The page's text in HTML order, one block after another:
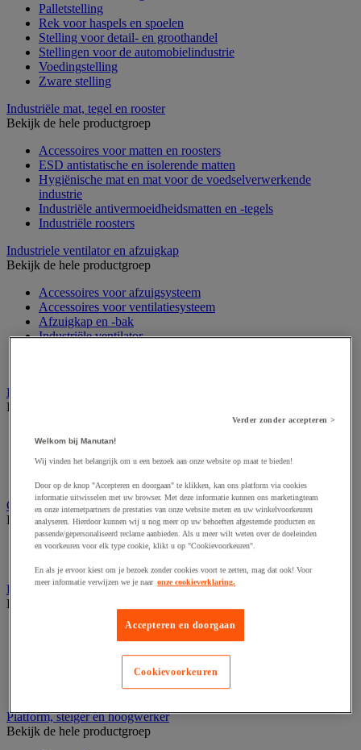
Palletstelling
Rek voor haspels en spoelen
Stelling voor detail- en groothandel
Stellingen voor de automobielindustrie
Voedingstelling
Zware stelling
Industriële mat, tegel en rooster
Bekijk de hele productgroep
Accessoires voor matten en roosters
ESD antistatische en isolerende matten
Hygiënische mat en mat voor de voedselverwerkende
industrie
Industriële antivermoeidheidsmatten en -tegels
Industriële roosters
Industriele ventilator en afzuigkap
Bekijk de hele productgroep
Accessoires voor afzuigsysteem
Accessoires voor ventilatiesysteem
Afzuigkap en -bak
Industriële ventilator
Laboratoriummeubilair
Bekijk de hele productgroep
Laboratoriumkast
Laboratoriumladekast
Opstapkruk, trap en ladder
Bekijk de hele productgroep
Ladder
Palletwagen
Bekijk de hele productgroep
Elektrische pallettruck
Handpallettruck
Hoogheffende pallettruck
Pallettruck met weegsysteem
Platform, steiger en hoogwerker
Bekijk de hele productgroep
Verder zonder accepteren >
Welkom bij Manutan!
Wij vinden het belangrijk om u een bezoek aan onze website op maat te bieden!
Door op de knop "Accepteren en doorgaan" te klikken, kan ons platform via cookies
informatie uitwisselen met uw browser. Met deze informatie kunnen ons marketingteam
en onze internetpartners de prestaties van onze website meten en uw winkelvoorkeuren
analyseren. Hierdoor kunnen wij u nog meer op uw behoeften afgestemde producten en
passende/gepersonaliseerd reclame aanbieden. Als u meer wilt weten over de doeleinden
en voorkeuren voor elk type cookie, klikt u op "Cookievoorkeuren".
En als je ervoor kiest om je bezoek zonder cookies voort te zetten, mag dat ook! Voor
meer informatie verwijzen we je naar onze cookieverklaring.
Accepteren en doorgaan
Cookievoorkeuren